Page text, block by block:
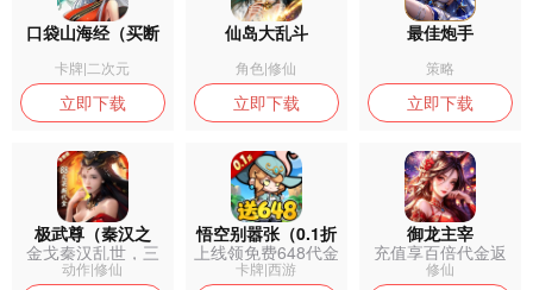
口袋山海经（买断
卡牌|二次元
立即下载
仙岛大乱斗
角色|修仙
立即下载
最佳炮手
策略
立即下载
极武尊（秦汉之
战）
金戈秦汉乱世，三
职逐鹿沙场，...
动作|修仙
悟空别嚣张（0.1折
代金返利）
上线领免费648代金
券
卡牌|西游
御龙主宰
充值享百倍代金返
利，躺着修仙
修仙